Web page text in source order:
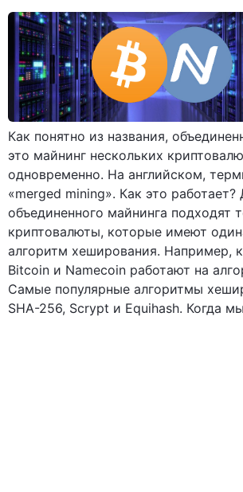
Как понятно из названия,
это майнинг нескольких
одновременно. На английском,
«merged mining». Как это работает?
объединенного майнинга подходят
криптовалюты, которые имеют
алгоритм хеширования. Например,
Bitcoin и Namecoin работают на
Самые популярные алгоритмы
SHA-256, Scrypt и Equihash. Когда